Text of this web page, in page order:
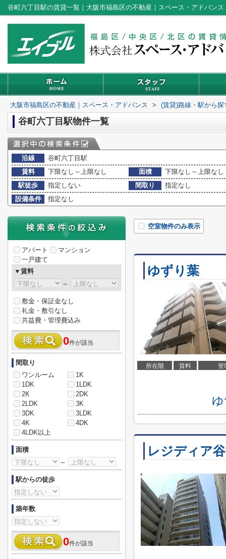
谷町六丁目駅の賃貸一覧｜大阪市福島区の不動産｜スペース・アドバンス
大阪市福島区の不動産｜スペース・アドバンス > (賃貸)路線・駅から探
谷町六丁目駅物件一覧
沿線
谷町六丁目駅
賃料
下限なし～上限なし 面積
下限なし～上限なし
駅徒歩
指定しない 間取り
指定なし
設備条件
指定なし
空室物件のみ表示
ゆずり葉
所在階 賃料 管
レジディア
アパート
マンション
一戸建て
▼賃料
～
敷金・保証金なし
礼金・敷引なし
共益費・管理費込み
0件が該当
間取り
ワンルーム
1K
1DK
1LDK
2K
2DK
2LDK
3K
3DK
3LDK
4K
4DK
4LDK以上
面積
～
駅からの徒歩
築年数
0件が該当